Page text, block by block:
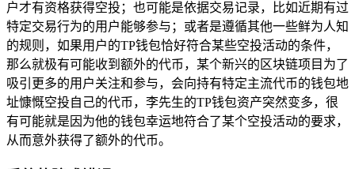
户才有资格获得空投；也可能是依据交易记录，比如近期有过
特定交易行为的用户能够参与；或者是遵循其他一些鲜为人知
的规则，如果用户的TP钱包恰好符合某些空投活动的条件，
那么就极有可能收到额外的代币，某个新兴的区块链项目为了
吸引更多的用户关注和参与，会向持有特定主流代币的钱包地
址慷慨空投自己的代币，李先生的TP钱包资产突然变多，很
有可能就是因为他的钱包幸运地符合了某个空投活动的要求，
从而意外获得了额外的代币。